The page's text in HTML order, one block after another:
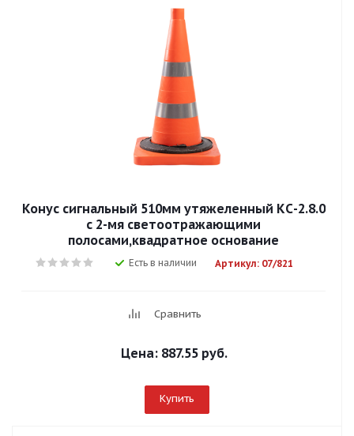
Конус сигнальный 510мм утяжеленный КС-2.8.0
с 2-мя светоотражающими
полосами,квадратное основание
Есть в наличии Артикул: 07/821
Сравнить
Цена: 887.55 руб.
Купить